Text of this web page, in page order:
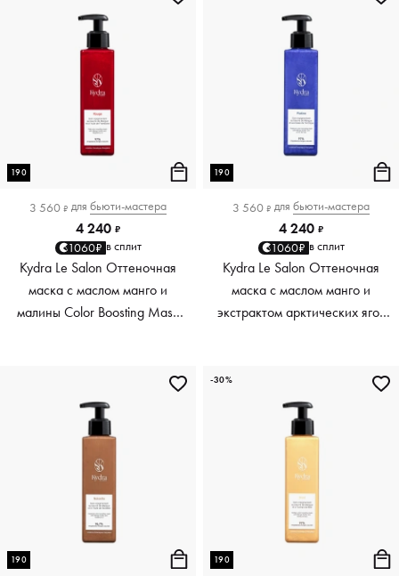
190
3 560 ₽ для бьюти-мастера
4 240 ₽
1060₽ в сплит
Kydra Le Salon Оттеночная
маска с маслом манго и
малины Color Boosting Mask
190
3 560 ₽ для бьюти-мастера
4 240 ₽
1060₽ в сплит
Kydra Le Salon Оттеночная
маска с маслом манго и
экстрактом арктических ягод
190 190
-30%